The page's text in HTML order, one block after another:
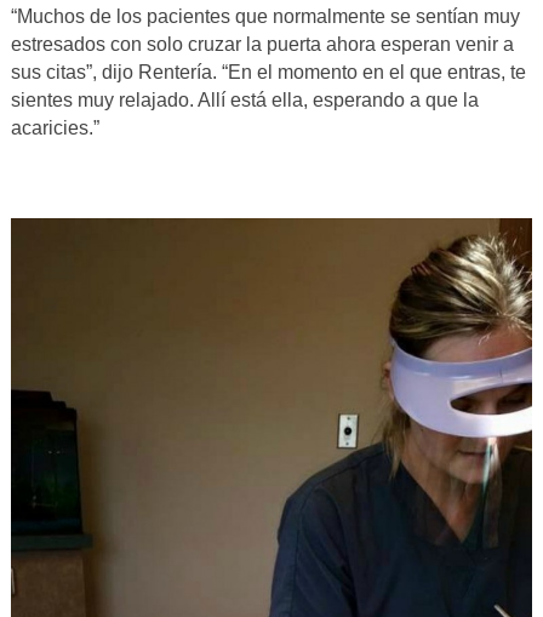
“Muchos de los pacientes que normalmente se sentían muy
estresados con solo cruzar la puerta ahora esperan venir a
sus citas”, dijo Rentería. “En el momento en el que entras, te
sientes muy relajado. Allí está ella, esperando a que la
acaricies.”